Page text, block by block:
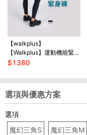
【walkplus】
【Walkplus】運動機能緊身
褲/防曬/輕壓/塑身/透氣/乾
$1380
選項與優惠方案
選項
魔幻三角S
魔幻三角M